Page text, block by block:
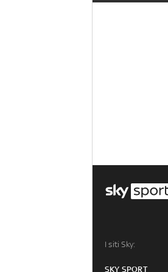
I siti Sky:
SKY SPORT